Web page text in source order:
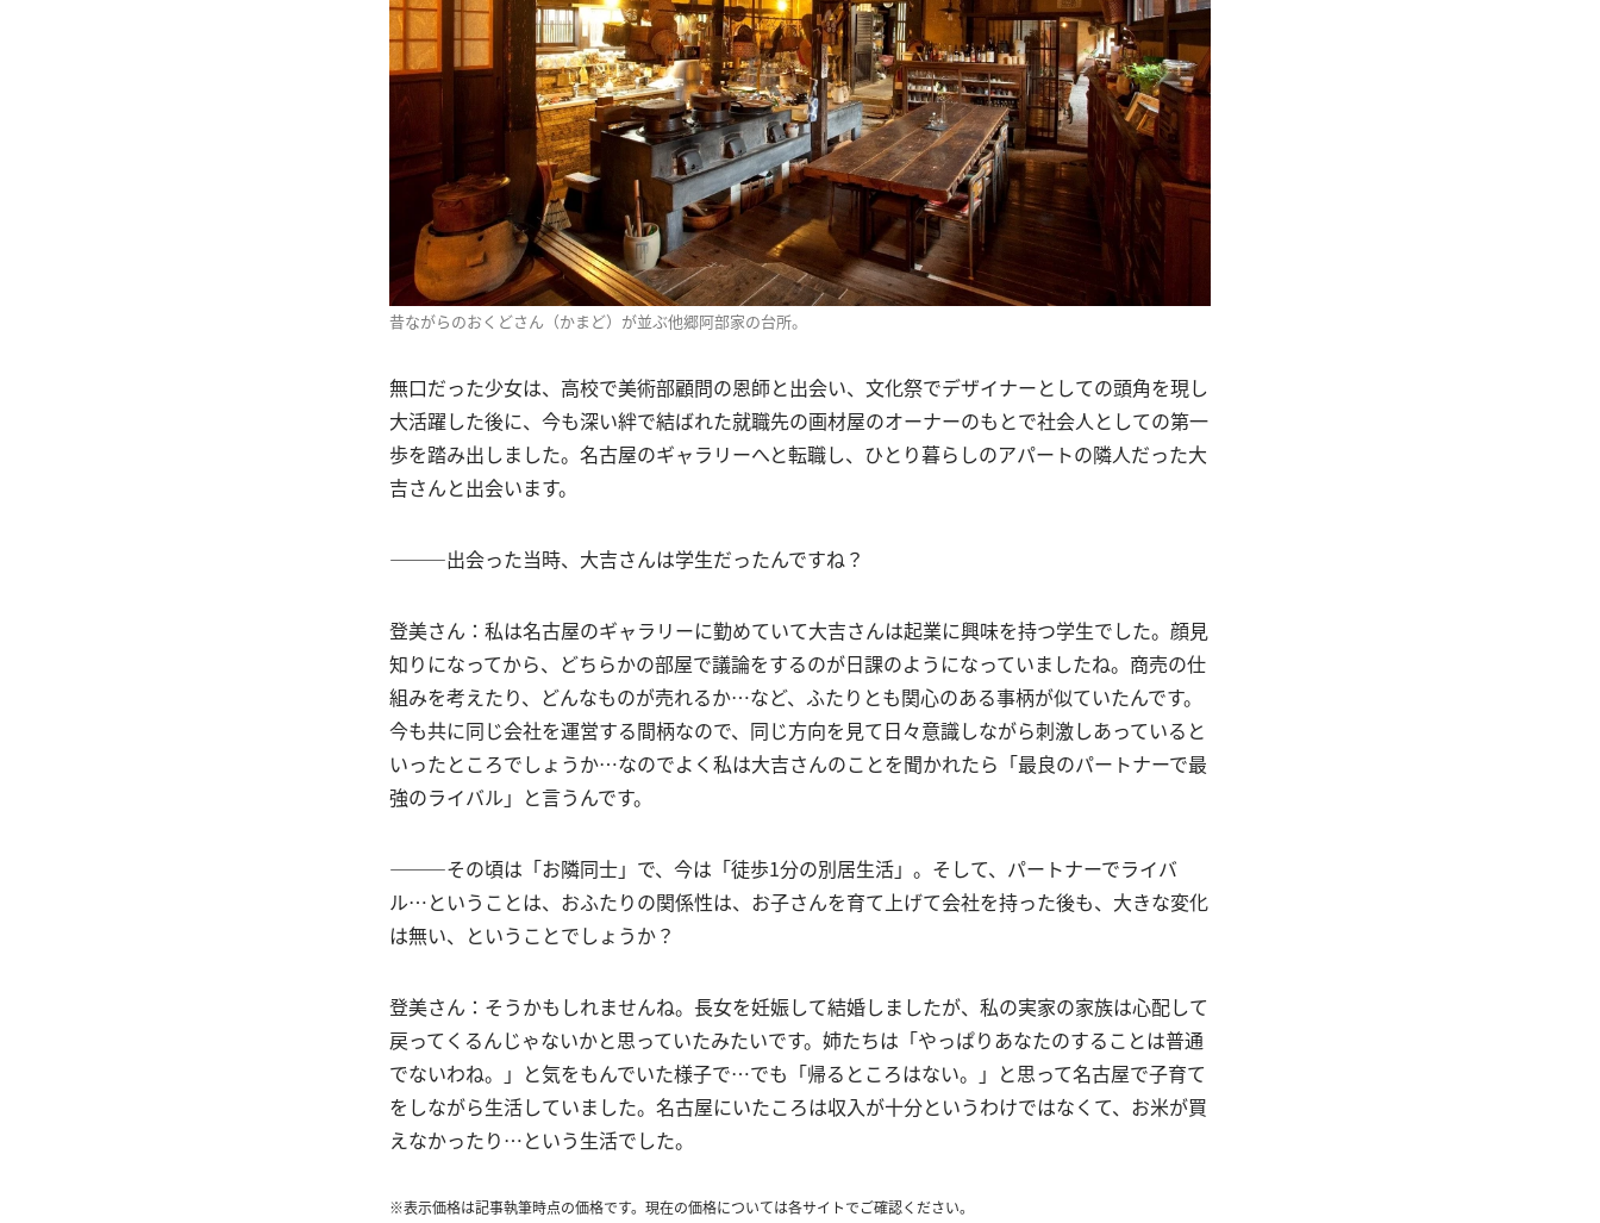
昔ながらのおくどさん（かまど）が並ぶ他郷阿部家の台所。
無口だった少女は、高校で美術部顧問の恩師と出会い、文化祭でデザイナーとしての頭角を現し
大活躍した後に、今も深い絆で結ばれた就職先の画材屋のオーナーのもとで社会人としての第一
歩を踏み出しました。名古屋のギャラリーへと転職し、ひとり暮らしのアパートの隣人だった大
吉さんと出会います。
―――出会った当時、大吉さんは学生だったんですね？
登美さん：私は名古屋のギャラリーに勤めていて大吉さんは起業に興味を持つ学生でした。顔見
知りになってから、どちらかの部屋で議論をするのが日課のようになっていましたね。商売の仕
組みを考えたり、どんなものが売れるか…など、ふたりとも関心のある事柄が似ていたんです。
今も共に同じ会社を運営する間柄なので、同じ方向を見て日々意識しながら刺激しあっていると
いったところでしょうか…なのでよく私は大吉さんのことを聞かれたら「最良のパートナーで最
強のライバル」と言うんです。
―――その頃は「お隣同士」で、今は「徒歩1分の別居生活」。そして、パートナーでライバ
ル…ということは、おふたりの関係性は、お子さんを育て上げて会社を持った後も、大きな変化
は無い、ということでしょうか？
登美さん：そうかもしれませんね。長女を妊娠して結婚しましたが、私の実家の家族は心配して
戻ってくるんじゃないかと思っていたみたいです。姉たちは「やっぱりあなたのすることは普通
でないわね。」と気をもんでいた様子で…でも「帰るところはない。」と思って名古屋で子育て
をしながら生活していました。名古屋にいたころは収入が十分というわけではなくて、お米が買
えなかったり…という生活でした。
※表示価格は記事執筆時点の価格です。現在の価格については各サイトでご確認ください。